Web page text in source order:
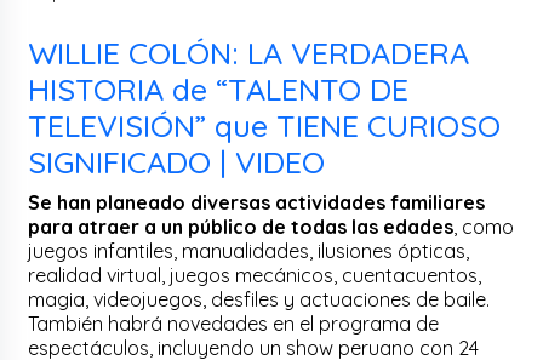
WILLIE COLÓN: LA VERDADERA
HISTORIA de “TALENTO DE
TELEVISIÓN” que TIENE CURIOSO
SIGNIFICADO | VIDEO
Se han planeado diversas actividades familiares
para atraer a un público de todas las edades , como
juegos infantiles, manualidades, ilusiones ópticas,
realidad virtual, juegos mecánicos, cuentacuentos,
magia, videojuegos, desfiles y actuaciones de baile.
También habrá novedades en el programa de
espectáculos, incluyendo un show peruano con 24